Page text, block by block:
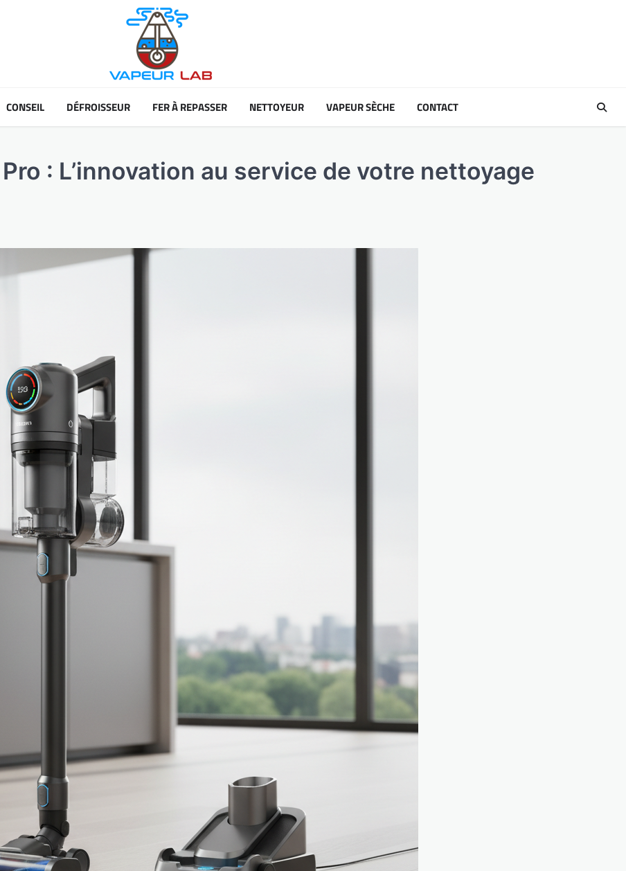
CONSEIL DÉFROISSEUR FER À REPASSER NETTOYEUR VAPEUR SÈCHE CONTACT
: L’innovation au service de votre nettoyage